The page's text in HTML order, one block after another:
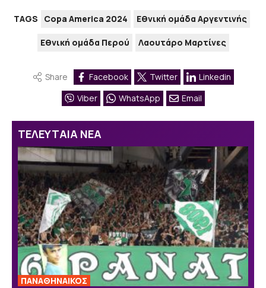
TAGS Copa America 2024 Εθνική ομάδα Αργεντινής
Εθνική ομάδα Περού Λαουτάρο Μαρτίνες
Share Facebook Twitter
Linkedin
Viber
WhatsApp Email
ΤΕΛΕΥΤΑΙΑ ΝΕΑ
ΠΑΝΑΘΗΝΑΙΚΟΣ